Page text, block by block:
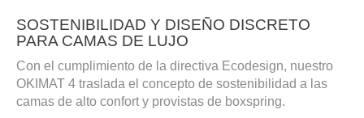
SOSTENIBILIDAD Y DISEÑO DISCRETO
PARA CAMAS DE LUJO
Con el cumplimiento de la directiva Ecodesign, nuestro
OKIMAT 4 traslada el concepto de sostenibilidad a las
camas de alto confort y provistas de boxspring.